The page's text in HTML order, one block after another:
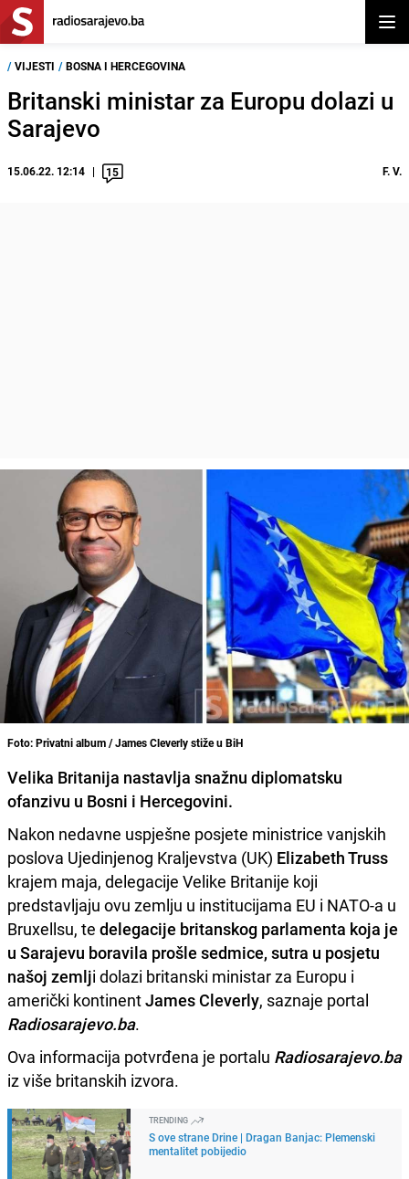
/ VIJESTI / BOSNA I HERCEGOVINA
Britanski ministar za Europu dolazi u
Sarajevo
15.06.22. 12:14 15 F. V.
Foto: Privatni album / James Cleverly stiže u BiH
Velika Britanija nastavlja snažnu diplomatsku
ofanzivu u Bosni i Hercegovini.
Nakon nedavne uspješne posjete ministrice vanjskih
poslova Ujedinjenog Kraljevstva (UK) Elizabeth Truss
krajem maja, delegacije Velike Britanije koji
predstavljaju ovu zemlju u institucijama EU i NATO-a u
Bruxellsu, te delegacije britanskog parlamenta koja je
u Sarajevu boravila prošle sedmice, sutra u posjetu
našoj zemlji dolazi britanski ministar za Europu i
američki kontinentJames Cleverly, saznaje portal
Radiosarajevo.ba.
Ova informacija potvrđena je portalu Radiosarajevo.ba
iz više britanskih izvora.
TRENDING
S ove strane Drine | Dragan Banjac: Plemenski
mentalitet pobijedio